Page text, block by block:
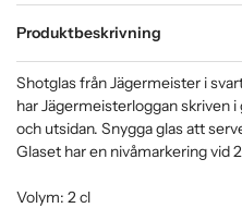
Produktbeskrivning
Shotglas från Jägermeister i
har Jägermeisterloggan skriven
och utsidan. Snygga glas att
Glaset har en nivåmarkering vid
Volym: 2 cl